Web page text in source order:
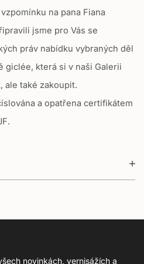
na pana Fiana
jsme pro Vás se
práv nabídku vybraných děl
giclée, která si v naši Galerii
ale také zakoupit.
a opatřena certifikátem
novinkách, vernisážích a